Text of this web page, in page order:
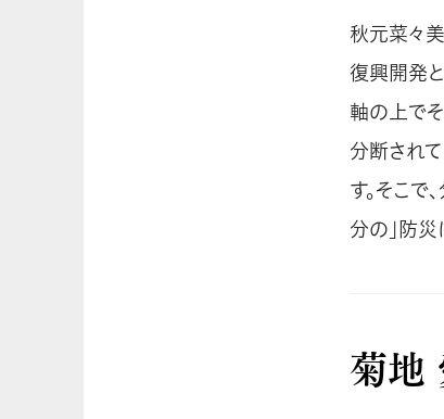
秋元菜々
復興開発
軸の上で
分断され
す。そこで
分の」防
菊地